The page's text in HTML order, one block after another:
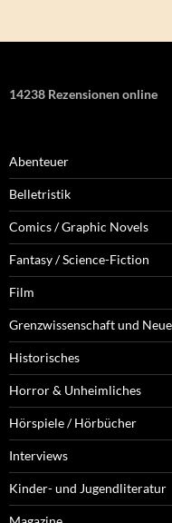
14238 Rezensionen online
Abenteuer
Belletristik
Comics / Graphic Novels
Fantasy / Science-Fiction
Film
Grenzwissenschaft und
Historisches
Horror & Unheimliches
Hörspiele / Hörbücher
Interviews
Kinder- und Jugendliteratur